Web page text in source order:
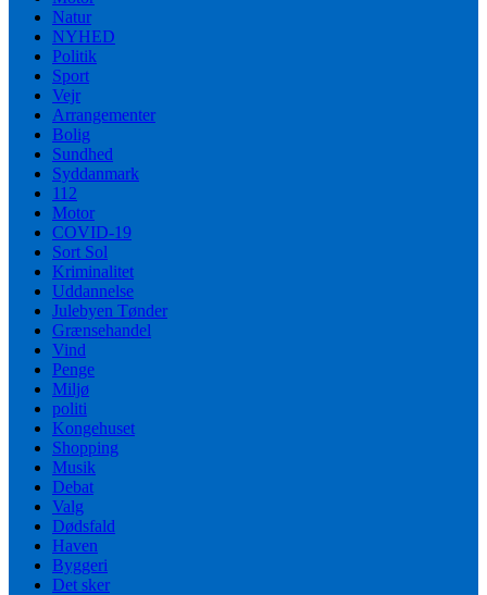
Natur
NYHED
Politik
Sport
Vejr
Arrangementer
Bolig
Sundhed
Syddanmark
112
Motor
COVID-19
Sort Sol
Kriminalitet
Uddannelse
Julebyen Tønder
Grænsehandel
Vind
Penge
Miljø
politi
Kongehuset
Shopping
Musik
Debat
Valg
Dødsfald
Haven
Byggeri
Det sker